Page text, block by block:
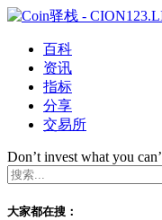
百科
资讯
指标
分享
交易所
Don’t invest what you
大家都在搜：